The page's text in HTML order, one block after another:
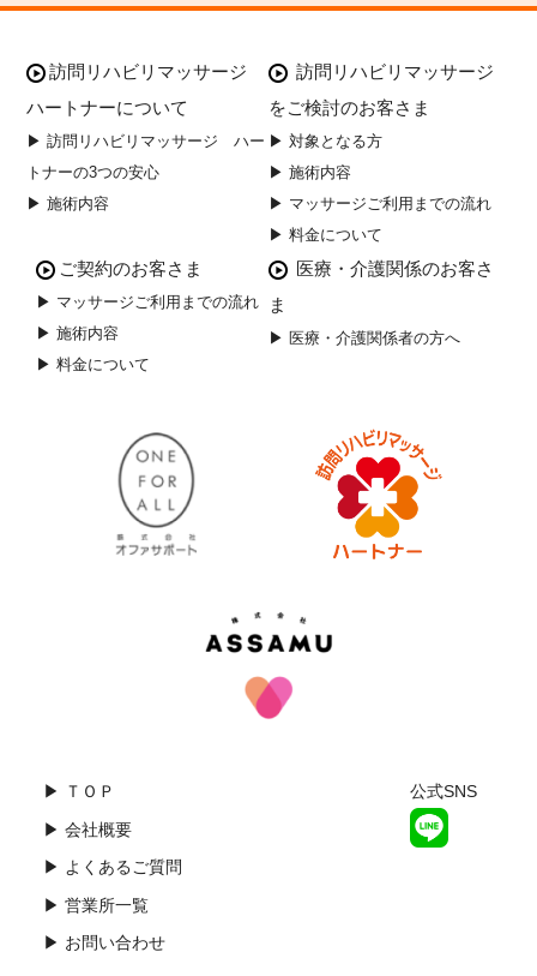
訪問リハビリマッサージ
ハートナーについて
▶ 訪問リハビリマッサージ ハー
トナーの3つの安心
▶ 施術内容
訪問リハビリマッサージ
をご検討のお客さま
▶ 対象となる方
▶ 施術内容
▶ マッサージご利用までの流れ
▶ 料金について
ご契約のお客さま
▶ マッサージご利用までの流れ
▶ 施術内容
▶ 料金について
医療・介護関係のお客さ
ま
▶ 医療・介護関係者の方へ
▶ ＴＯＰ
▶ 会社概要
▶ よくあるご質問
▶ 営業所一覧
▶ お問い合わせ
公式SNS